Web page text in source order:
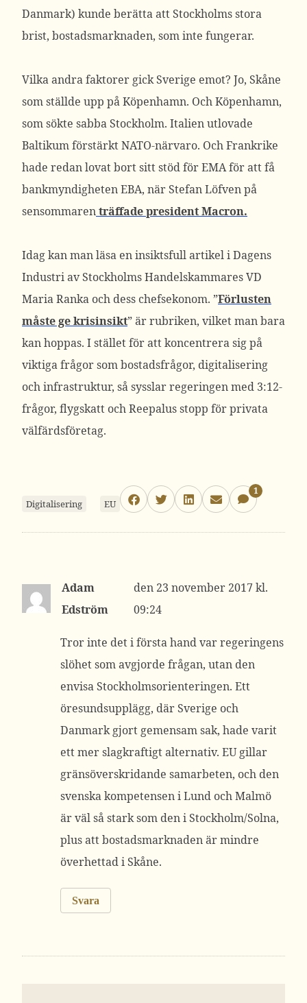
Danmark) kunde berätta att Stockholms stora
brist, bostadsmarknaden, som inte fungerar.
Vilka andra faktorer gick Sverige emot? Jo, Skåne
som ställde upp på Köpenhamn. Och Köpenhamn,
som sökte sabba Stockholm. Italien utlovade
Baltikum förstärkt NATO-närvaro. Och Frankrike
hade redan lovat bort sitt stöd för EMA för att få
bankmyndigheten EBA, när Stefan Löfven på
sensommarenträffade president Macron.
Idag kan man läsa en insiktsfull artikel i Dagens
Industri av Stockholms Handelskammares VD
Maria Ranka och dess chefsekonom. ”Förlusten
måste ge krisinsikt” är rubriken, vilket man bara
kan hoppas. I stället för att koncentrera sig på
viktiga frågor som bostadsfrågor, digitalisering
och infrastruktur, så sysslar regeringen med 3:12-
frågor, flygskatt och Reepalus stopp för privata
välfärdsföretag.
Digitalisering EU
1
Adam
Edström
23 november 2017 kl.
09:24
Tror inte det i första hand var regeringens
slöhet som avgjorde frågan, utan den
envisa Stockholmsorienteringen. Ett
öresundsupplägg, där Sverige och
Danmark gjort gemensam sak, hade varit
ett mer slagkraftigt alternativ. EU gillar
gränsöverskridande samarbeten, och den
svenska kompetensen i Lund och Malmö
är väl så stark som den i Stockholm/Solna,
plus att bostadsmarknaden är mindre
överhettad i Skåne.
Svara